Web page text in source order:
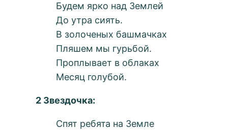
Будем ярко над Землей
До утра сиять.
В золоченых башмачках
Пляшем мы гурьбой.
Проплывает в облаках
Месяц голубой.
2 Звездочка:
Спят ребята на Земле